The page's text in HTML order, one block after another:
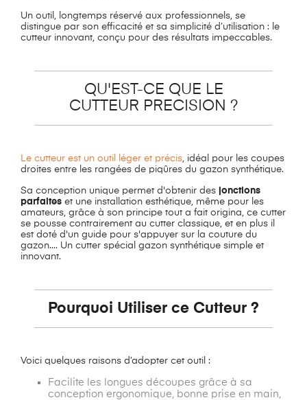
Un outil, longtemps réservé aux professionnels, se
distingue par son efficacité et sa simplicité d’utilisation : le
cutteur innovant, conçu pour des résultats impeccables.
QU'EST-CE QUE LE
CUTTEUR PRECISION ?
Le cutteur est un outil léger et précis , idéal pour les coupes
droites entre les rangées de piqûres du gazon synthétique.
Sa conception unique permet d'obtenir des jonctions
parfaites et une installation esthétique, même pour les
amateurs, grâce à son principe tout a fait origina, ce cutter
se pousse contrairement au cutter classique, et en plus il
est doté d'un guide pour s'appuyer sur la couture du
gazon.... Un cutter spécial gazon synthétique simple et
innovant.
Pourquoi Utiliser ce Cutteur ?
Voici quelques raisons d’adopter cet outil :
Facilite les longues découpes grâce à sa
conception ergonomique, bonne prise en main,